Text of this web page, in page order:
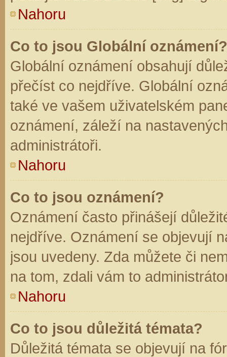
Nahoru
Co to jsou Globální oznámení?
Globální oznámení obsahují
přečíst co nejdříve. Globální
také ve vašem uživatelském
oznámení, záleží na
administrátoři.
Nahoru
Co to jsou oznámení?
Oznámení často přinášejí
nejdříve. Oznámení se objevují
jsou uvedeny. Zda můžete či
na tom, zdali vám to
Nahoru
Co to jsou důležitá témata?
Důležitá témata se objevují na